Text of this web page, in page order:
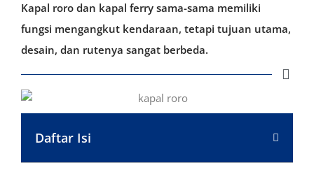
Kapal roro dan kapal ferry sama-sama memiliki
fungsi mengangkut kendaraan, tetapi tujuan utama,
desain, dan rutenya sangat berbeda.
Daftar Isi